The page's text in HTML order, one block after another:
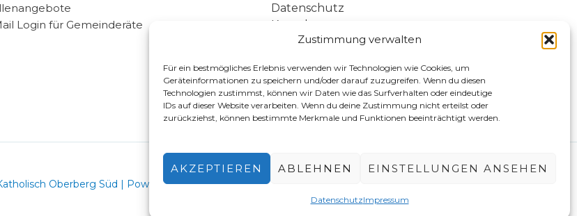
Zustimmung verwalten
Für ein bestmögliches Erlebnis verwenden wir Technologien wie Cookies, um
Geräteinformationen zu speichern und/oder darauf zuzugreifen. Wenn du diesen
Technologien zustimmst, können wir Daten wie das Surfverhalten oder eindeutige
IDs auf dieser Website verarbeiten. Wenn du deine Zustimmung nicht erteilst oder
zurückziehst, können bestimmte Merkmale und Funktionen beeinträchtigt werden.
AKZEPTIEREN ABLEHNEN EINSTELLUNGEN ANSEHEN
DatenschutzImpressum
Login für Gemeinderäte
Datenschutz
Kontakt
Oberberg Süd | Powered by Katholisch Oberberg Süd